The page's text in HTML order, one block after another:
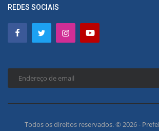
REDES SOCIAIS
Todos os direitos reservados. © 2026 -